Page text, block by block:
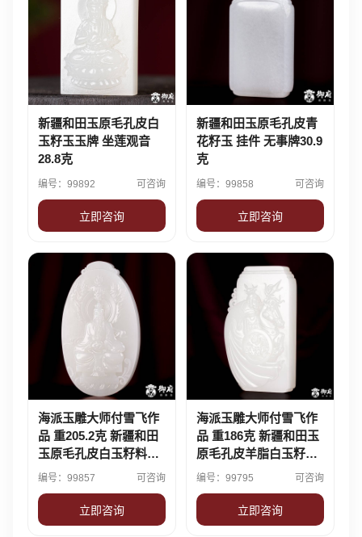
新疆和田玉原毛孔皮白
玉籽玉玉牌 坐莲观音
28.8克
编号：99892 可咨询
立即咨询
新疆和田玉原毛孔皮青
花籽玉 挂件 无事牌30.9
克
编号：99858 可咨询
立即咨询
海派玉雕大师付雪飞作
品 重205.2克 新疆和田
玉原毛孔皮白玉籽料玉
牌 元始天尊
编号：99857 可咨询
立即咨询
海派玉雕大师付雪飞作
品 重186克 新疆和田玉
原毛孔皮羊脂白玉籽料
玉牌 精忠报国·岳飞
编号：99795 可咨询
立即咨询